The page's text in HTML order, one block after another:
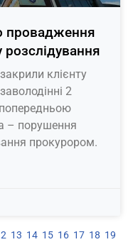
провадження
клієнту
2
– порушення
прокурором.
13 14 15 16 17 18 19